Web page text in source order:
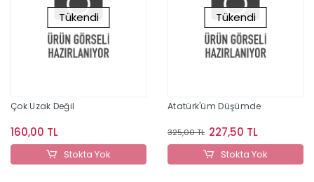
Tükendi
Çok Uzak Değil
160,00 TL
Stokta Yok
Tükendi
Atatürk'üm Düşümde
325,00 TL 227,50 TL
Stokta Yok